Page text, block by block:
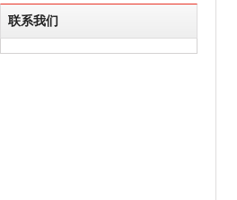
联系我们